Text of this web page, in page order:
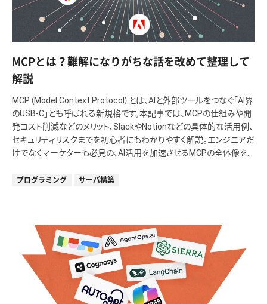
MCPとは？難解になりがちな話を改めて整理して
解説
MCP（Model Context Protocol）とは、AIと外部ツールをつなぐ「AI界
のUSB-C」とも呼ばれる新規格です。本記事では、MCPの仕組みや開
発コスト削減などのメリット、SlackやNotionなどの具体的な活用例、
セキュリティリスクまでを初心者にもわかりやすく解説。エンジニアだ
けでなくマーケターも必見の、AI活用を加速させるMCPの全体像を
プログラミング サーバ構築